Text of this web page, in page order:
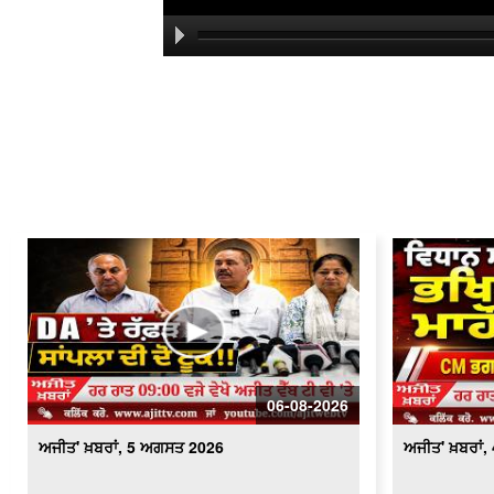
06-08-2026
ਅਜੀਤ' ਖ਼ਬਰਾਂ, 5 ਅਗਸਤ 2026
ਅਜੀਤ'